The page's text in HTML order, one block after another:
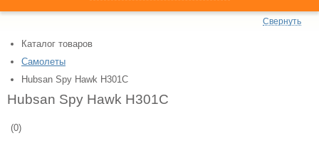
Свернуть
Каталог товаров
Самолеты
Hubsan Spy Hawk H301C
Hubsan Spy Hawk H301C
(0)